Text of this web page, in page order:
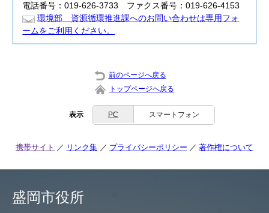
電話番号：019-626-3733 ファクス番号：019-626-4153
環境部 資源循環推進課へのお問い合わせは専用フォ
ームをご利用ください。
前のページへ戻る
トップページへ戻る
表示 PC スマートフォン
携帯サイト リンク集 プライバシーポリシー 著作権について
盛岡市役所